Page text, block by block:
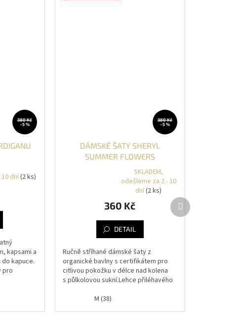
380 Kč
–5 %
10 dní(2 ks)
kapsami a
kapuce.
pro
380 Kč
–5 %
DÁMSKÉ ŠATY SHERYL
SUMMER FLOWERS
hvězdiček.
SKLADEM,
odešleme za 2 - 10
dní(2 ks)
360 Kč
DETAIL
Ručně stříhané dámské šaty z
organické bavlny s certifikátem pro
citlivou pokožku v délce nad kolena
s půlkolovou sukní.Lehce přiléhavého
M (38)
Další
produkt